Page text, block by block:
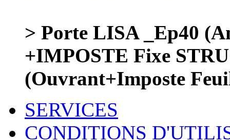
> Porte LISA _Ep40
+IMPOSTE Fixe
(Ouvrant+Imposte
SERVICES
CONDITIONS